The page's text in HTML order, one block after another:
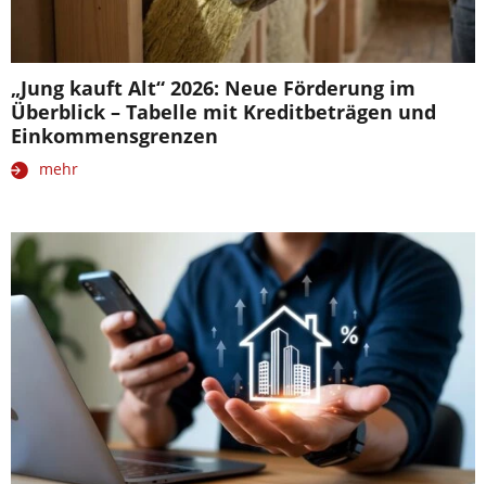
„Jung kauft Alt“ 2026: Neue Förderung im
Überblick – Tabelle mit Kreditbeträgen und
Einkommensgrenzen
mehr